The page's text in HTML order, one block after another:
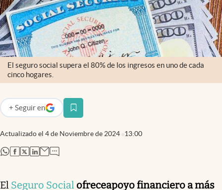
El seguro social supera el 80% de los ingresos en uno de cada
cinco hogares.
Actualizado el 4 de Noviembre de 2024 13:00
+ Seguir en
abre en nueva pestaña
abre en nueva pestaña
abre en nueva pestaña
abre en nueva pestaña
abre en nueva pestaña
El Seguro Social ofreceapoyo financiero a más